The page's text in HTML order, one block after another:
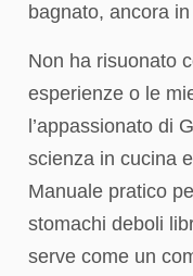
bagnato, ancora
Non ha risuonato
esperienze o le
l’appassionato di
scienza in cucina
Manuale pratico
stomachi deboli
serve come un